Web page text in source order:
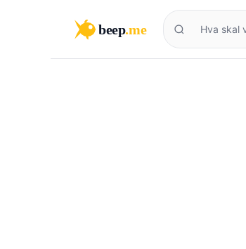
beep.me